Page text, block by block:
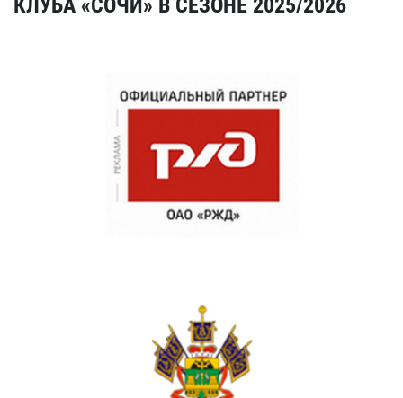
КЛУБА «СОЧИ» В СЕЗОНЕ 2025/2026